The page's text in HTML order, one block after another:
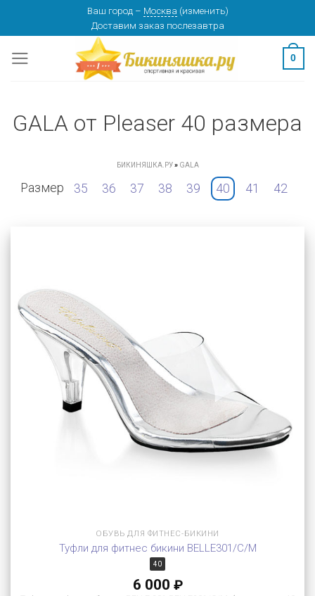
content
Ваш город – Москва (изменить)
Доставим заказ послезавтра
0
GALA от Pleaser 40 размера
БИКИНЯШКА.РУ» GALA
Размер 35 36 37 38 39 40 41 42
ОБУВЬ ДЛЯ ФИТНЕС-БИКИНИ
Туфли для фитнес бикини BELLE301/C/M
40
6 000 ₽